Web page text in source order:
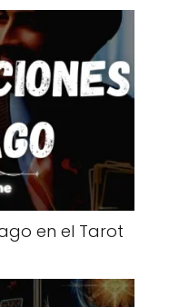
en el Tarot